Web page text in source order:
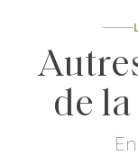
de